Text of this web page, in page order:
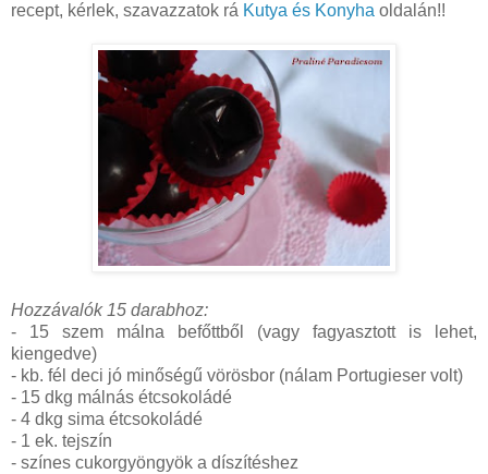
recept, kérlek, szavazzatok rá Kutya és Konyha oldalán!!
Hozzávalók 15 darabhoz:
- 15 szem málna befőttből (vagy fagyasztott is lehet,
kiengedve)
- kb. fél deci jó minőségű vörösbor (nálam Portugieser volt)
- 15 dkg málnás étcsokoládé
- 4 dkg sima étcsokoládé
- 1 ek. tejszín
- színes cukorgyöngyök a díszítéshez